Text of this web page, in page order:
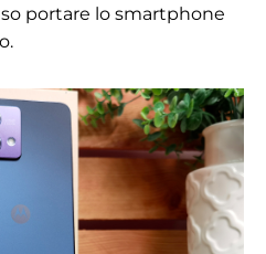
portare lo smartphone